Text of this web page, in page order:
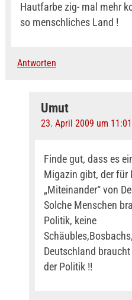
Hautfarbe zig- mal mehr
so menschliches Land !
Antworten
Umut
23. April 2009 um 11:01
Finde gut, dass es
Migazin gibt, der für
„Miteinander“ von
Solche Menschen
Politik, keine
Deutschland
der Politik !!